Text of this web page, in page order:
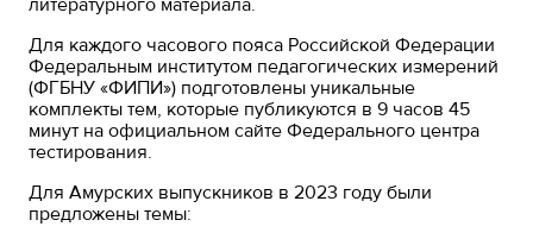
Для каждого часового пояса Российской Федерации
Федеральным институтом педагогических измерений
(ФГБНУ «ФИПИ») подготовлены уникальные
комплекты тем, которые публикуются в 9 часов 45
минут на официальном сайте Федерального центра
тестирования.
Для Амурских выпускников в 2023 году были
предложены темы: